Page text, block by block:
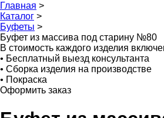
Главная >
Каталог >
Буфеты >
Буфет из массива под старину №80
В стоимость каждого изделия
• Бесплатный выезд консультанта
• Сборка изделия на производстве
• Покраска
Оформить заказ